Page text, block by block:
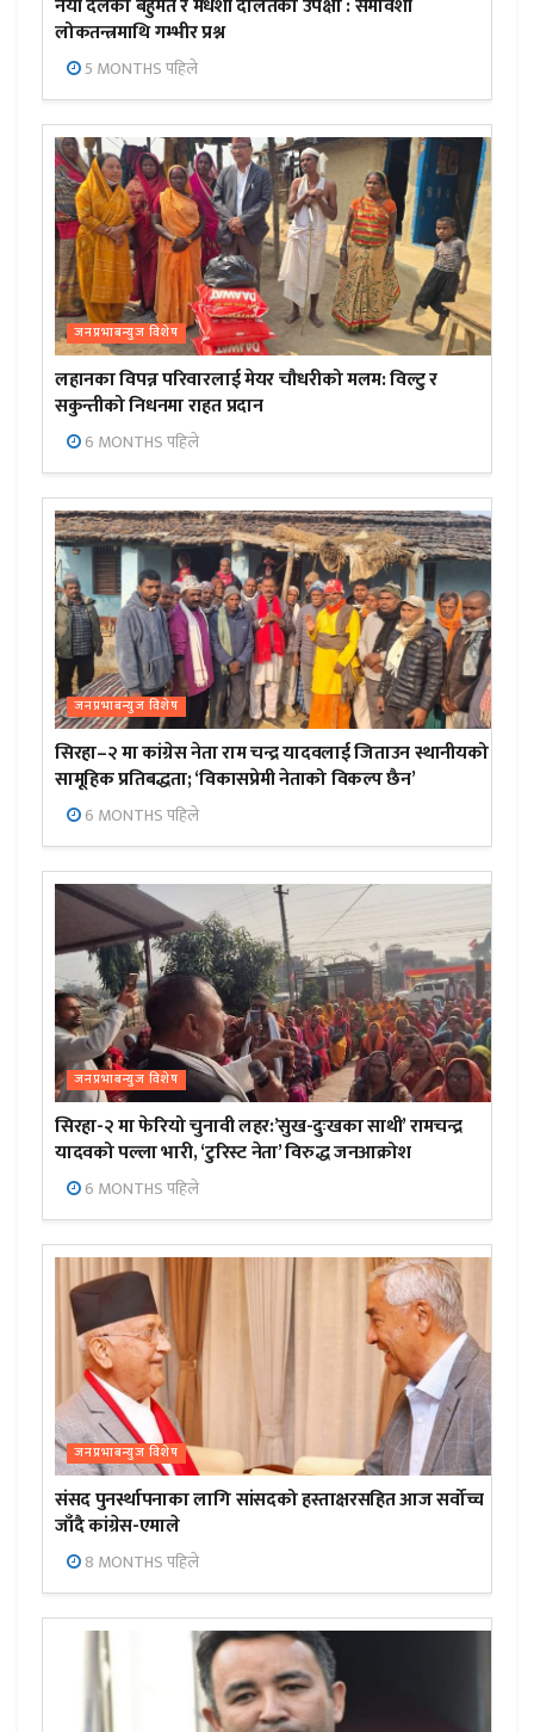
नयाँ दलको बहुमत र मधेशी दलितको उपेक्षा : समावेशी
लोकतन्त्रमाथि गम्भीर प्रश्न
5 MONTHS पहिले
जनप्रभाबन्युज विशेष
लहानका विपन्न परिवारलाई मेयर चौधरीको मलम: विल्टु र
सकुन्तीको निधनमा राहत प्रदान
6 MONTHS पहिले
जनप्रभाबन्युज विशेष
सिरहा–२ मा कांग्रेस नेता राम चन्द्र यादवलाई जिताउन स्थानीयको
सामूहिक प्रतिबद्धता; ‘विकासप्रेमी नेताको विकल्प छैन’
6 MONTHS पहिले
जनप्रभाबन्युज विशेष
सिरहा-२ मा फेरियो चुनावी लहर:’सुख-दुःखका साथी’ रामचन्द्र
यादवको पल्ला भारी, ‘टुरिस्ट नेता’ विरुद्ध जनआक्रोश
6 MONTHS पहिले
जनप्रभाबन्युज विशेष
संसद पुनर्स्थापनाका लागि सांसदको हस्ताक्षरसहित आज सर्वोच्च
जाँदै कांग्रेस-एमाले
8 MONTHS पहिले